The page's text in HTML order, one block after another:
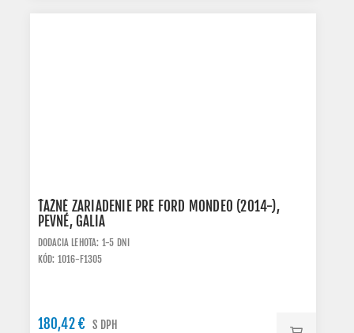
ŤAŽNÉ ZARIADENIE PRE FORD MONDEO (2014-),
PEVNÉ, GALIA
DODACIA LEHOTA: 1-5 DNI
KÓD: 1016-F1305
180,42 € S DPH